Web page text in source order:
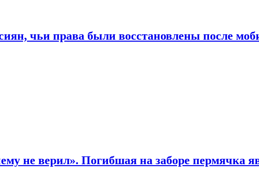
чьи права были восстановлены после
не верил». Погибшая на заборе пермячка